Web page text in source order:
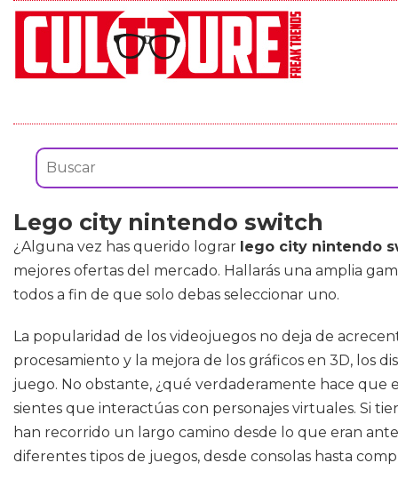
Lego city nintendo switch
¿Alguna vez has querido lograr lego city nintendo
mejores ofertas del mercado. Hallarás una amplia
todos a fin de que solo debas seleccionar uno.
La popularidad de los videojuegos no deja de
procesamiento y la mejora de los gráficos en 3D, los
juego. No obstante, ¿qué verdaderamente hace que
sientes que interactúas con personajes virtuales. Si
han recorrido un largo camino desde lo que eran
diferentes tipos de juegos, desde consolas hasta